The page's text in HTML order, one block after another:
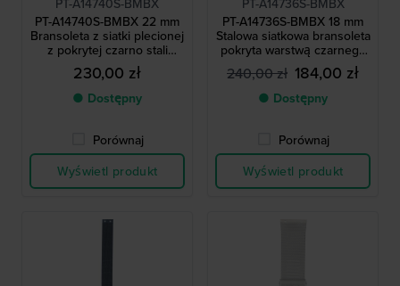
PT-A14740S-BMBX
PT-A14740S-BMBX 22 mm
Bransoleta z siatki plecionej
z pokrytej czarno stali
chirurgicznej
230,00 zł
● Dostępny
Porównaj
Wyświetl produkt
PT-A14736S-BMBX
PT-A14736S-BMBX 18 mm
Stalowa siatkowa bransoleta
pokryta warstwą czarnego
koloru
240,00 zł 184,00 zł
● Dostępny
Porównaj
Wyświetl produkt